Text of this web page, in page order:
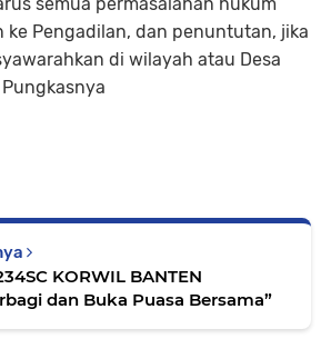
Pengadilan, dan penuntutan, jika
di wilayah atau Desa
KORWIL BANTEN
dan Buka Puasa Bersama”